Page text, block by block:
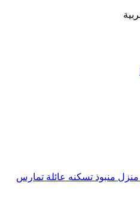
منبوذ تسكنه عائلة تمارس